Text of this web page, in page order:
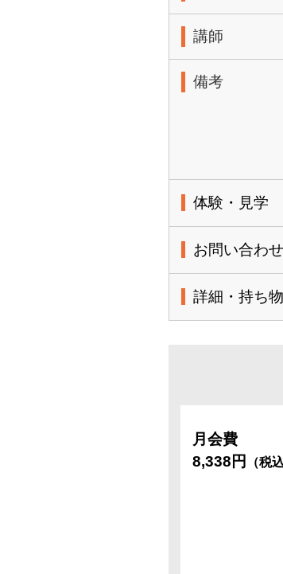
講師
備考
体験・見学
お問い合わせ
詳細・持ち物
月会費
8,338円
（税